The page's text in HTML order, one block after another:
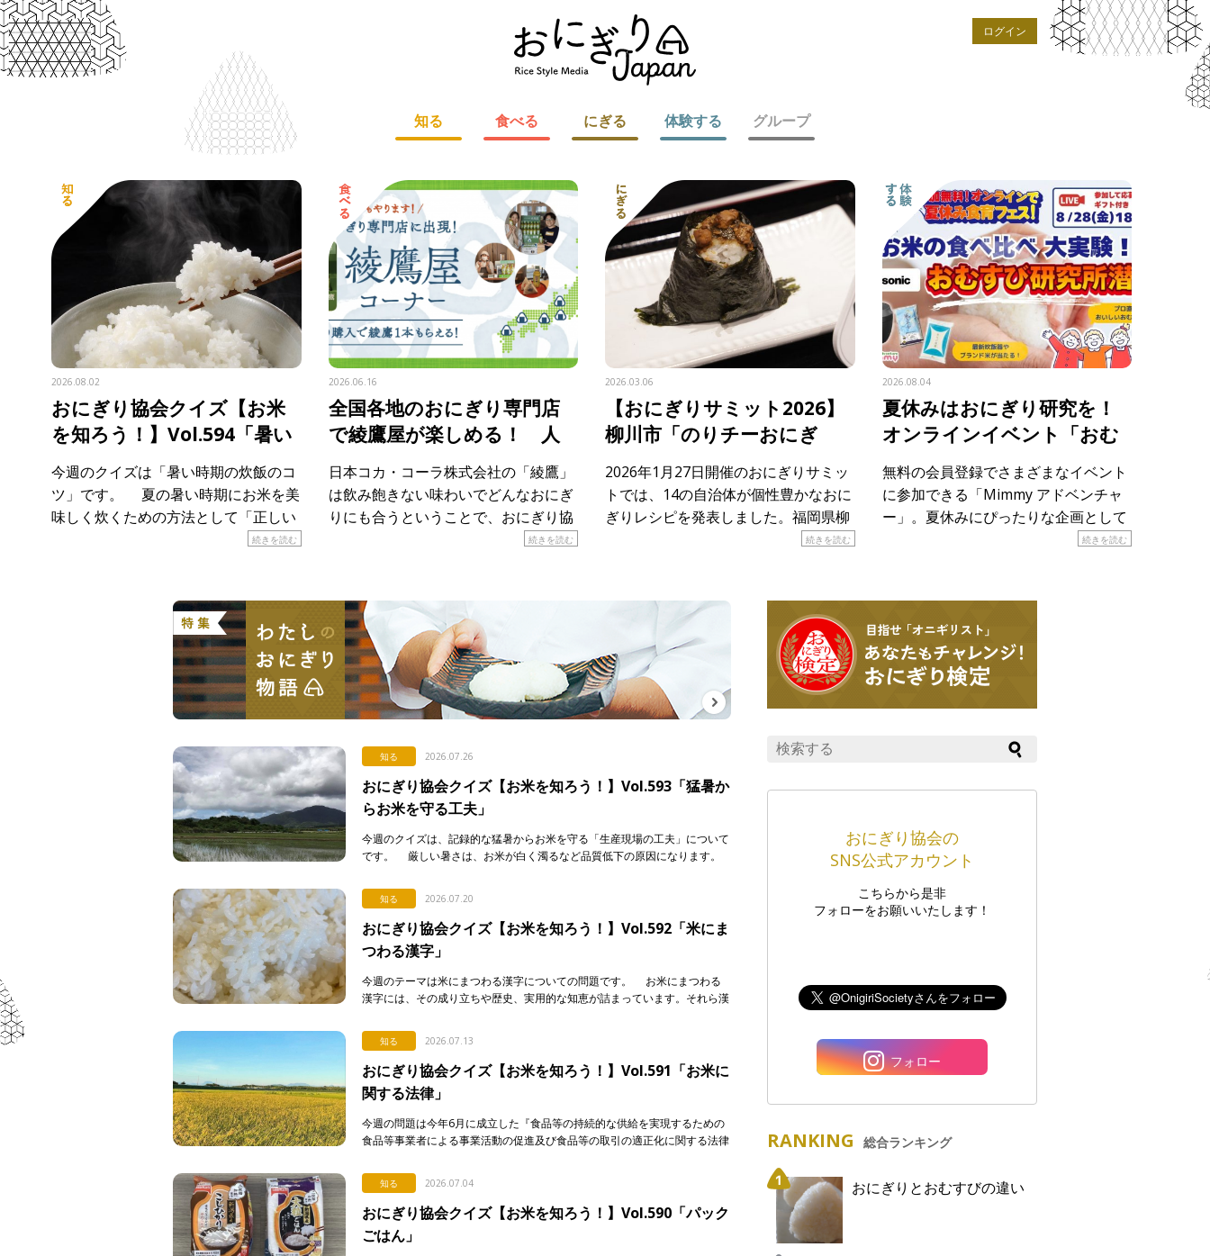
ログイン
知る 食べる にぎる 体験する グループ
2026.08.02
おにぎり協会クイズ【お米
を知ろう！】Vol.594「暑い
時期の炊飯」
今週のクイズは「暑い時期の炊飯のコ
ツ」です。 夏の暑い時期にお米を美
味しく炊くための方法として「正しい
もの」はどれでしょうか？ 当てはまる
続きを読む
2026.06.16
全国各地のおにぎり専門店
で綾鷹屋が楽しめる！ 人
気キャンペーン第4弾スター
ト
日本コカ・コーラ株式会社の「綾鷹」
は飲み飽きない味わいでどんなおにぎ
りにも合うということで、おにぎり協
会は認定証を発行しています。全国各
ぎり専門店で、 […]
続きを読む
2026.03.06
【おにぎりサミット2026】
柳川市「のりチーおにぎ
り」
2026年1月27日開催のおにぎりサミッ
トでは、14の自治体が個性豊かなおに
ぎりレシピを発表しました。福岡県柳
川市が発表したのは「のりチーおにぎ
す。 &n […]
続きを読む
2026.08.04
夏休みはおにぎり研究を！
オンラインイベント「おむ
すび研究所潜入＆”お米の食
べ比べ”大実験！」
無料の会員登録でさまざまなイベント
に参加できる「Mimmy アドベンチャ
ー」。夏休みにぴったりな企画として
８月28日（金）18時から親子で参加で
す！ &n […]
続きを読む
知る 2026.07.26
おにぎり協会クイズ【お米を知ろう！】Vol.593「猛暑か
らお米を守る工夫」
今週のクイズは、記録的な猛暑からお米を守る「生産現場の工夫」について
です。 厳しい暑さは、お米が白く濁るなど品質低下の原因になります。
知る 2026.07.20
おにぎり協会クイズ【お米を知ろう！】Vol.592「米にま
つわる漢字」
今週のテーマは米にまつわる漢字についての問題です。 お米にまつわる
漢字には、その成り立ちや歴史、実用的な知恵が詰まっています。それら漢
知る 2026.07.13
おにぎり協会クイズ【お米を知ろう！】Vol.591「お米に
関する法律」
今週の問題は今年6月に成立した『食品等の持続的な供給を実現するための
食品等事業者による事業活動の促進及び食品等の取引の適正化に関する法律
知る 2026.07.04
おにぎり協会クイズ【お米を知ろう！】Vol.590「パック
ごはん」
おにぎり協会の
SNS公式アカウント
こちらから是非
フォローをお願いいたします！
フォロー
RANKING 総合ランキング
おにぎりとおむすびの違い